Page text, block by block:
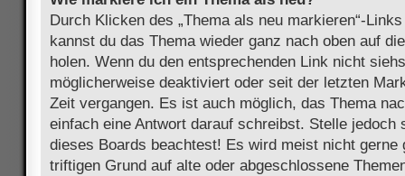
Durch Klicken des „Thema als neu markieren“-
kannst du das Thema wieder ganz nach oben auf
holen. Wenn du den entsprechenden Link nicht
möglicherweise deaktiviert oder seit der letzten
Zeit vergangen. Es ist auch möglich, das Thema
einfach eine Antwort darauf schreibst. Stelle jedoch
dieses Boards beachtest! Es wird meist nicht gerne
triftigen Grund auf alte oder abgeschlossene